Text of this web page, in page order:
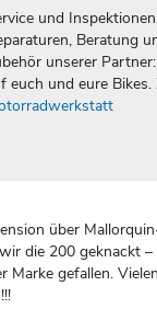
und
Beratung
unserer
euch und eure Bikes.
über
die 200 geknackt –
gefallen.